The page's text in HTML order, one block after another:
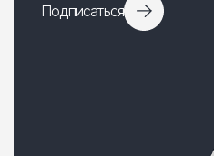
Подписаться